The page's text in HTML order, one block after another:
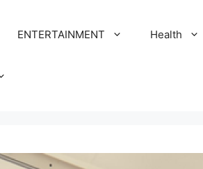
ENTERTAINMENT Health